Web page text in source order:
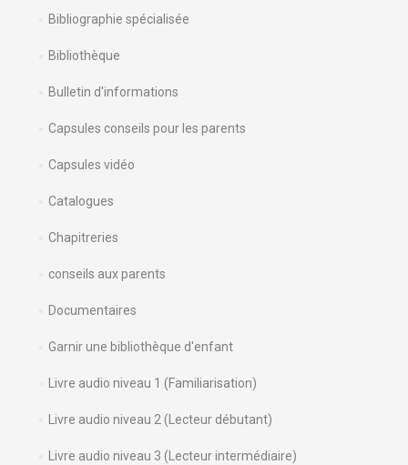
Bibliographie spécialisée
Bibliothèque
Bulletin d'informations
Capsules conseils pour les parents
Capsules vidéo
Catalogues
Chapitreries
conseils aux parents
Documentaires
Garnir une bibliothèque d'enfant
Livre audio niveau 1 (Familiarisation)
Livre audio niveau 2 (Lecteur débutant)
Livre audio niveau 3 (Lecteur intermédiaire)